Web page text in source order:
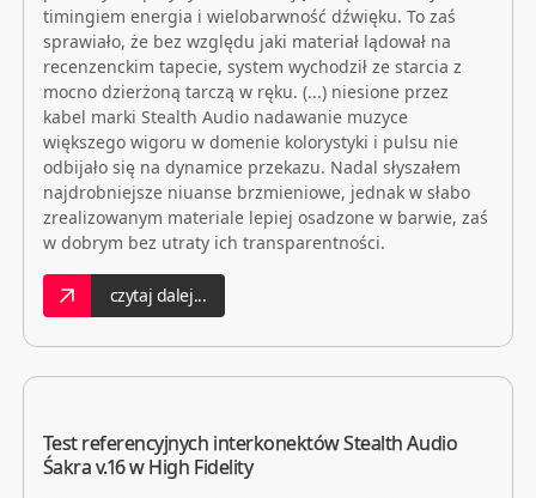
timingiem energia i wielobarwność dźwięku. To zaś
sprawiało, że bez względu jaki materiał lądował na
recenzenckim tapecie, system wychodził ze starcia z
mocno dzierżoną tarczą w ręku. (...) niesione przez
kabel marki Stealth Audio nadawanie muzyce
większego wigoru w domenie kolorystyki i pulsu nie
odbijało się na dynamice przekazu. Nadal słyszałem
najdrobniejsze niuanse brzmieniowe, jednak w słabo
zrealizowanym materiale lepiej osadzone w barwie, zaś
w dobrym bez utraty ich transparentności.
czytaj dalej...
Test referencyjnych interkonektów Stealth Audio
Śakra v.16 w High Fidelity